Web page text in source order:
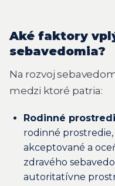
Aké faktory
sebavedomia?
Na rozvoj
medzi ktoré patria:
Rodinné
rodinné
akceptované a
zdravého
autoritatívne